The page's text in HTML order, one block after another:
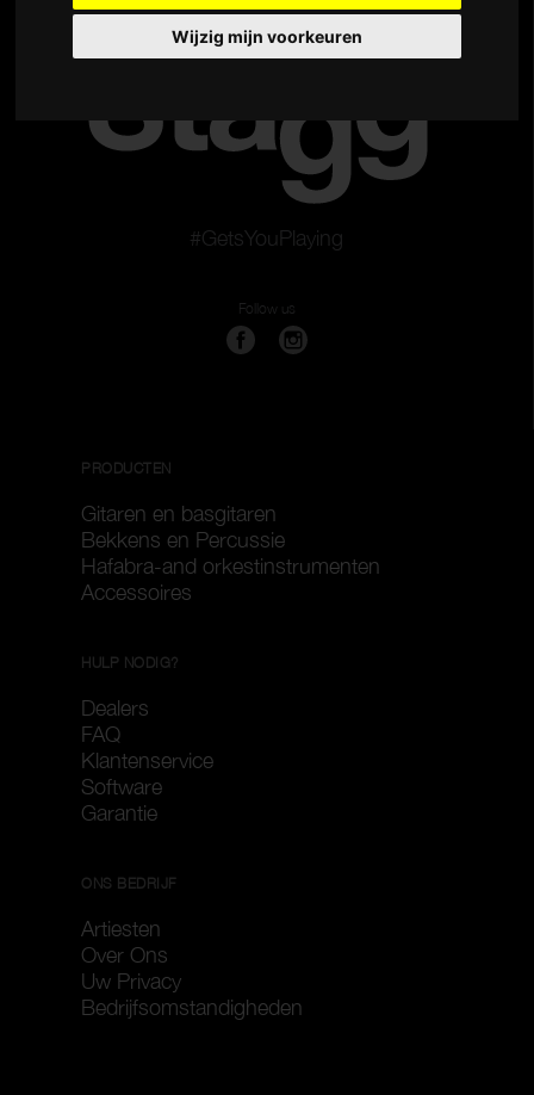
Wijzig mijn voorkeuren
#GetsYouPlaying
Follow us
PRODUCTEN
Gitaren en basgitaren
Bekkens en Percussie
Hafabra-and orkestinstrumenten
Accessoires
HULP NODIG?
Dealers
FAQ
Klantenservice
Software
Garantie
ONS BEDRIJF
Artiesten
Over Ons
Uw Privacy
Bedrijfsomstandigheden